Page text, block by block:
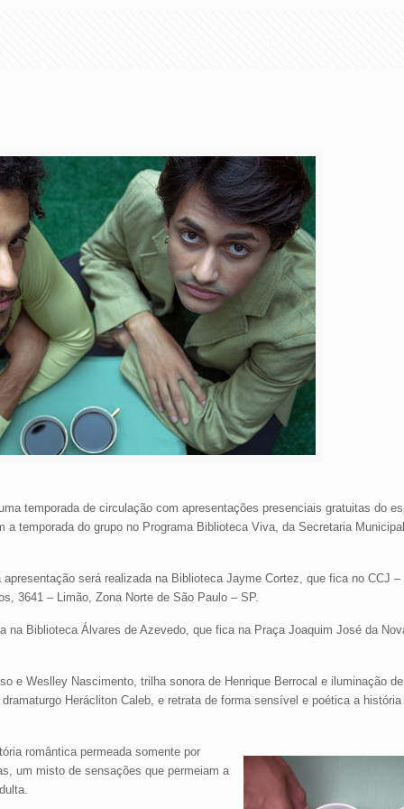
temporada de circulação com apresentações presenciais gratuitas do
temporada do grupo no Programa Biblioteca Viva, da Secretaria
será realizada na Biblioteca Jayme Cortez, que fica no CCJ –
3641 – Limão, Zona Norte de São Paulo – SP.
na Biblioteca Álvares de Azevedo, que fica na Praça Joaquim José da
e Weslley Nascimento, trilha sonora de Henrique Berrocal e iluminação
Herácliton Caleb, e retrata de forma sensível e poética a
romântica permeada somente por
um misto de sensações que permeiam a